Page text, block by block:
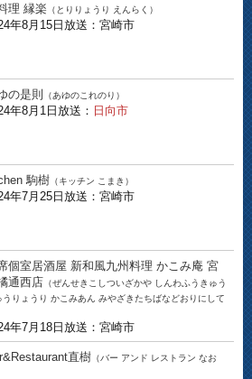
理 縁楽 （とりりょうり えんらく）
年8月15日放送：宮崎市
の是則 （あゆのこれのり）
年8月1日放送： 日向市
駒樹 （キッチン こまき）
年7月25日放送：宮崎市
個室居酒屋 新和風九州料理 かこみ庵 宮
通西店 （ぜんせきこしついざかや しんわふうきゅう
うりょうり かこみあん みやざきたちばなどおりにして
年7月18日放送：宮崎市
直樹 （バー アンド レストラン なお